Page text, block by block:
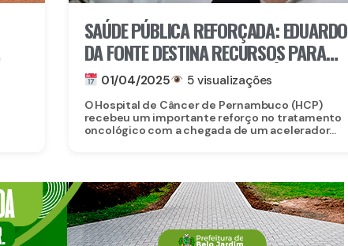
SAÚDE PÚBLICA REFORÇADA: EDUARDO
DA FONTE DESTINA RECURSOS PARA
EQUIPAMENTO REVOLUCIONÁRIO NO
TRATAMENTO DO CÂNCER
01/04/2025 5 visualizações
O Hospital de Câncer de Pernambuco (HCP)
recebeu um importante reforço no tratamento
oncológico com a chegada de um acelerador...